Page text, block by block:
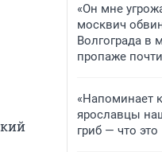
«Он мне
москвич
Волгограда в
пропаже
«Напоминает
ярославцы
гриб — что это